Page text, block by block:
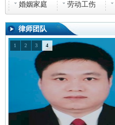
婚姻家庭
劳动工伤
律师团队
1 2 3 4